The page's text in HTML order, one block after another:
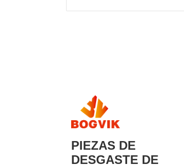
PIEZAS DE
DESGASTE DE